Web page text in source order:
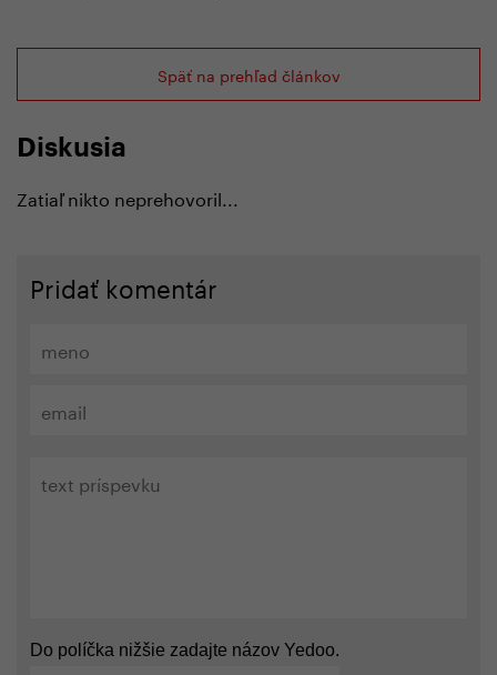
Späť na prehľad článkov
Diskusia
Zatiaľ nikto neprehovoril...
Pridať komentár
Do políčka nižšie zadajte názov Yedoo.